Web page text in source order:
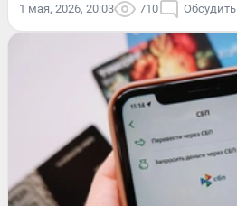
1 мая, 2026, 20:03 710 Обсудить